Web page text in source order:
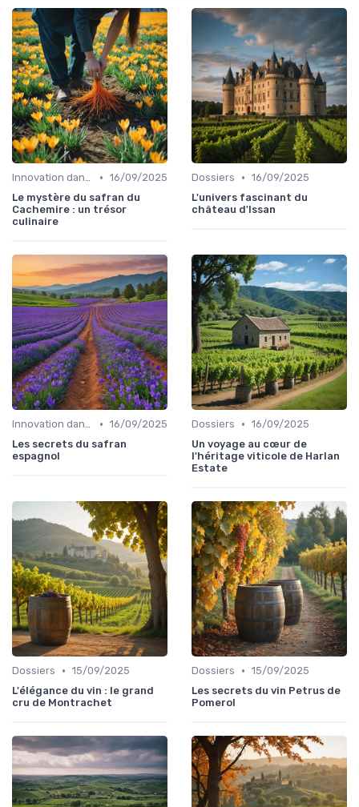
Innovation dans la food • 16/09/2025
Le mystère du safran du
Cachemire : un trésor
culinaire
Dossiers • 16/09/2025
L'univers fascinant du
château d'Issan
Innovation dans la food • 16/09/2025
Les secrets du safran
espagnol
Dossiers • 16/09/2025
Un voyage au cœur de
l'héritage viticole de Harlan
Estate
Dossiers • 15/09/2025
L'élégance du vin : le grand
cru de Montrachet
Dossiers • 15/09/2025
Les secrets du vin Petrus de
Pomerol